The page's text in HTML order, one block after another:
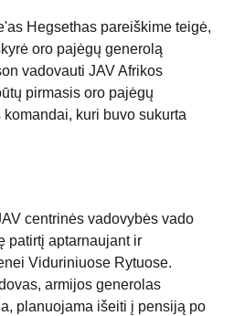
Hegsethas pareiškime teigė,
oro pajėgų generolą
vadovauti JAV Afrikos
pirmasis oro pajėgų
kuri buvo sukurta
centrinės vadovybės vado
patirtį aptarnaujant ir
Viduriniuose Rytuose.
armijos generolas
planuojama išeiti į pensiją po